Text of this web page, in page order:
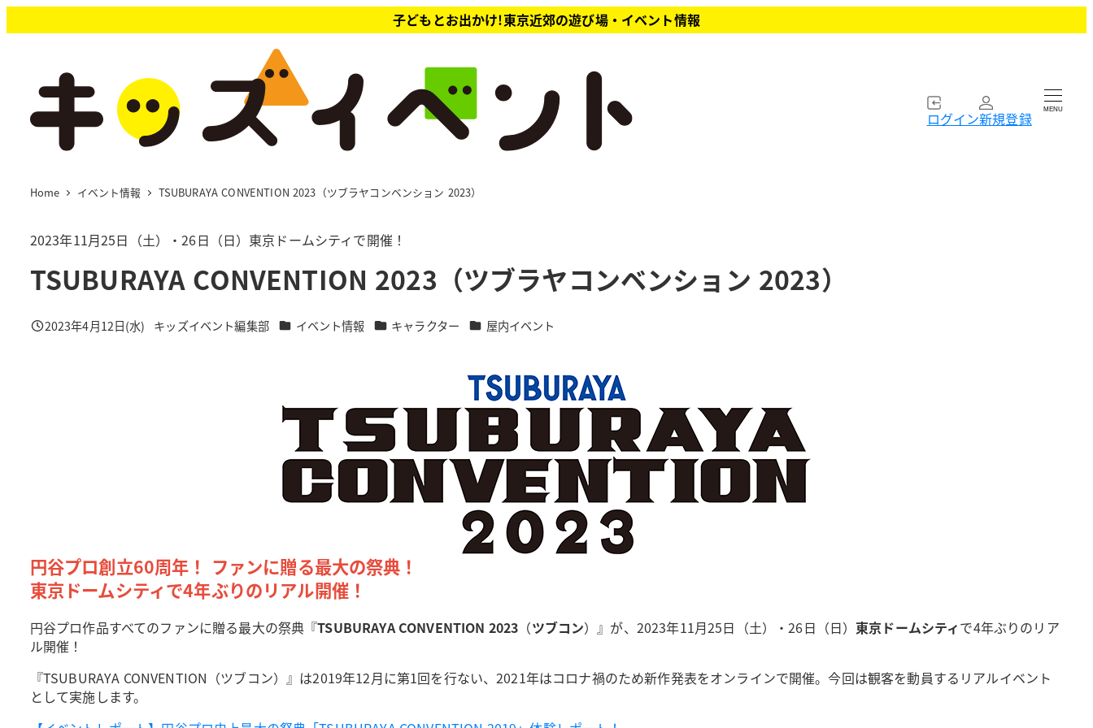
イ
子どもとお出かけ!東京近郊の遊び場・イベント情報
ログイン新規登録 MENU
Home イベント情報 TSUBURAYA CONVENTION 2023（ツブラヤコンベンション 2023）
2023年11月25日（土）・26日（日）東京ドームシティで開催！
TSUBURAYA CONVENTION 2023（ツブラヤコンベンション 2023）
投稿日
2023年4月12日(水)
著
キッズイベント編集部 カテゴリー
イベント情報 カテゴリー
キャラクター カテゴリー
屋内イベント
円谷プロ創立60周年！ ファンに贈る最大の祭典！
東京ドームシティで4年ぶりのリアル開催！
円谷プロ作品すべてのファンに贈る最大の祭典『TSUBURAYA CONVENTION 2023 （ツブコン）』が、2023年11月25日（土）・26日（日） 東京ドームシティで4年ぶりのリア
ル開催！
『TSUBURAYA CONVENTION（ツブコン）』は2019年12月に第1回を行ない、2021年はコロナ禍のため新作発表をオンラインで開催。今回は観客を動員するリアルイベント
として実施します。